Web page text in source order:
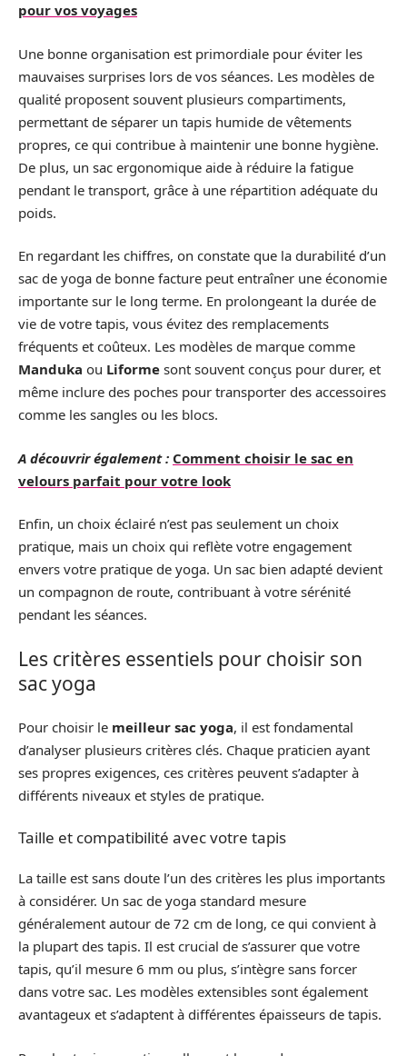
pour vos voyages
Une bonne organisation est primordiale pour éviter les
mauvaises surprises lors de vos séances. Les modèles de
qualité proposent souvent plusieurs compartiments,
permettant de séparer un tapis humide de vêtements
propres, ce qui contribue à maintenir une bonne hygiène.
De plus, un sac ergonomique aide à réduire la fatigue
pendant le transport, grâce à une répartition adéquate du
poids.
En regardant les chiffres, on constate que la durabilité d’un
sac de yoga de bonne facture peut entraîner une économie
importante sur le long terme. En prolongeant la durée de
vie de votre tapis, vous évitez des remplacements
fréquents et coûteux. Les modèles de marque comme
Manduka ou Liforme sont souvent conçus pour durer, et
même inclure des poches pour transporter des accessoires
comme les sangles ou les blocs.
A découvrir également : Comment choisir le sac en
velours parfait pour votre look
Enfin, un choix éclairé n’est pas seulement un choix
pratique, mais un choix qui reflète votre engagement
envers votre pratique de yoga. Un sac bien adapté devient
un compagnon de route, contribuant à votre sérénité
pendant les séances.
Les critères essentiels pour choisir son
sac yoga
Pour choisir le meilleur sac yoga, il est fondamental
d’analyser plusieurs critères clés. Chaque praticien ayant
ses propres exigences, ces critères peuvent s’adapter à
différents niveaux et styles de pratique.
Taille et compatibilité avec votre tapis
La taille est sans doute l’un des critères les plus importants
à considérer. Un sac de yoga standard mesure
généralement autour de 72 cm de long, ce qui convient à
la plupart des tapis. Il est crucial de s’assurer que votre
tapis, qu’il mesure 6 mm ou plus, s’intègre sans forcer
dans votre sac. Les modèles extensibles sont également
avantageux et s’adaptent à différentes épaisseurs de tapis.